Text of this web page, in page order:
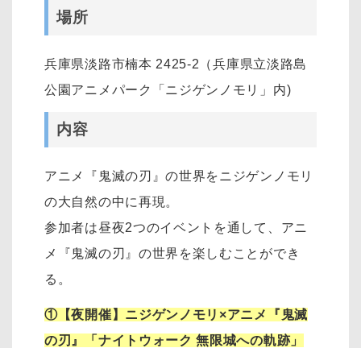
場所
兵庫県淡路市楠本 2425-2（兵庫県立淡路島
公園アニメパーク「ニジゲンノモリ」内)
内容
アニメ『鬼滅の刃』の世界をニジゲンノモリ
の大自然の中に再現。
参加者は昼夜2つのイベントを通して、アニ
メ『鬼滅の刃』の世界を楽しむことができ
る。
①【夜開催】ニジゲンノモリ×アニメ『鬼滅
の刃』「ナイトウォーク 無限城への軌跡」